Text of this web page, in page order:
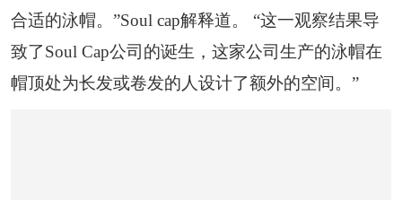
合适的泳帽。”Soul cap解释道。 “这一观察结果导
致了Soul Cap公司的诞生，这家公司生产的泳帽在
帽顶处为长发或卷发的人设计了额外的空间。”